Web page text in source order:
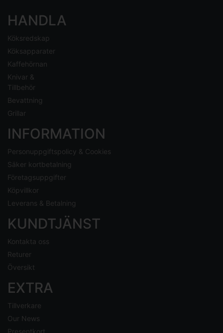
HANDLA
Köksredskap
Köksapparater
Kaffehörnan
Knivar &
Tillbehör
Bevattning
Grillar
INFORMATION
Personuppgiftspolicy & Cookies
Säker kortbetalning
Företagsuppgifter
Köpvillkor
Leverans & Betalning
KUNDTJÄNST
Kontakta oss
Returer
Översikt
EXTRA
Tillverkare
Our News